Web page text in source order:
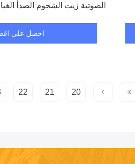
الصوتية زيت الشحوم الصدأ
احصل على
20
21
22